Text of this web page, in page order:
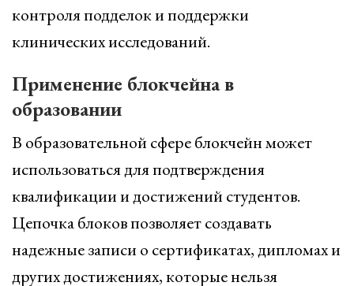
контроля подделок и поддержки
клинических исследований.
Применение блокчейна в
образовании
В образовательной сфере блокчейн может
использоваться для подтверждения
квалификации и достижений студентов.
Цепочка блоков позволяет создавать
надежные записи о сертификатах, дипломах и
других достижениях, которые нельзя